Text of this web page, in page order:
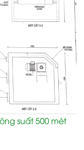
suất 500 mét